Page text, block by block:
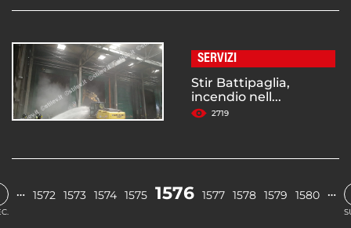
SERVIZI
Stir Battipaglia,
incendio nell...
2719
… 1572 1573 1574 1575 1576 1577 1578 1579 1580 …